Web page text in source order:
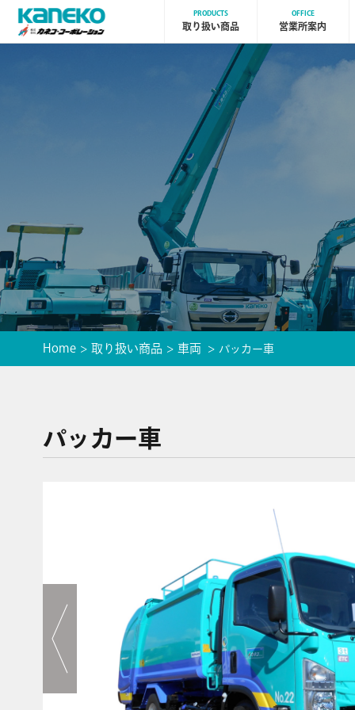
PRODUCTS
取り扱い商品
OFFICE
営業所案内
Home 取り扱い商品 車両 パッカー車
パッカー車